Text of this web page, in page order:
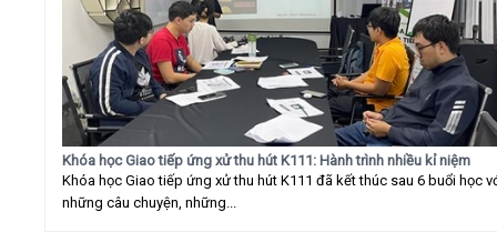
Khóa học Giao tiếp ứng xử thu hút K111: Hành trình nhiều kỉ niệm
Khóa học Giao tiếp ứng xử thu hút K111 đã kết thúc sau 6 buổi học
những câu chuyện, những...